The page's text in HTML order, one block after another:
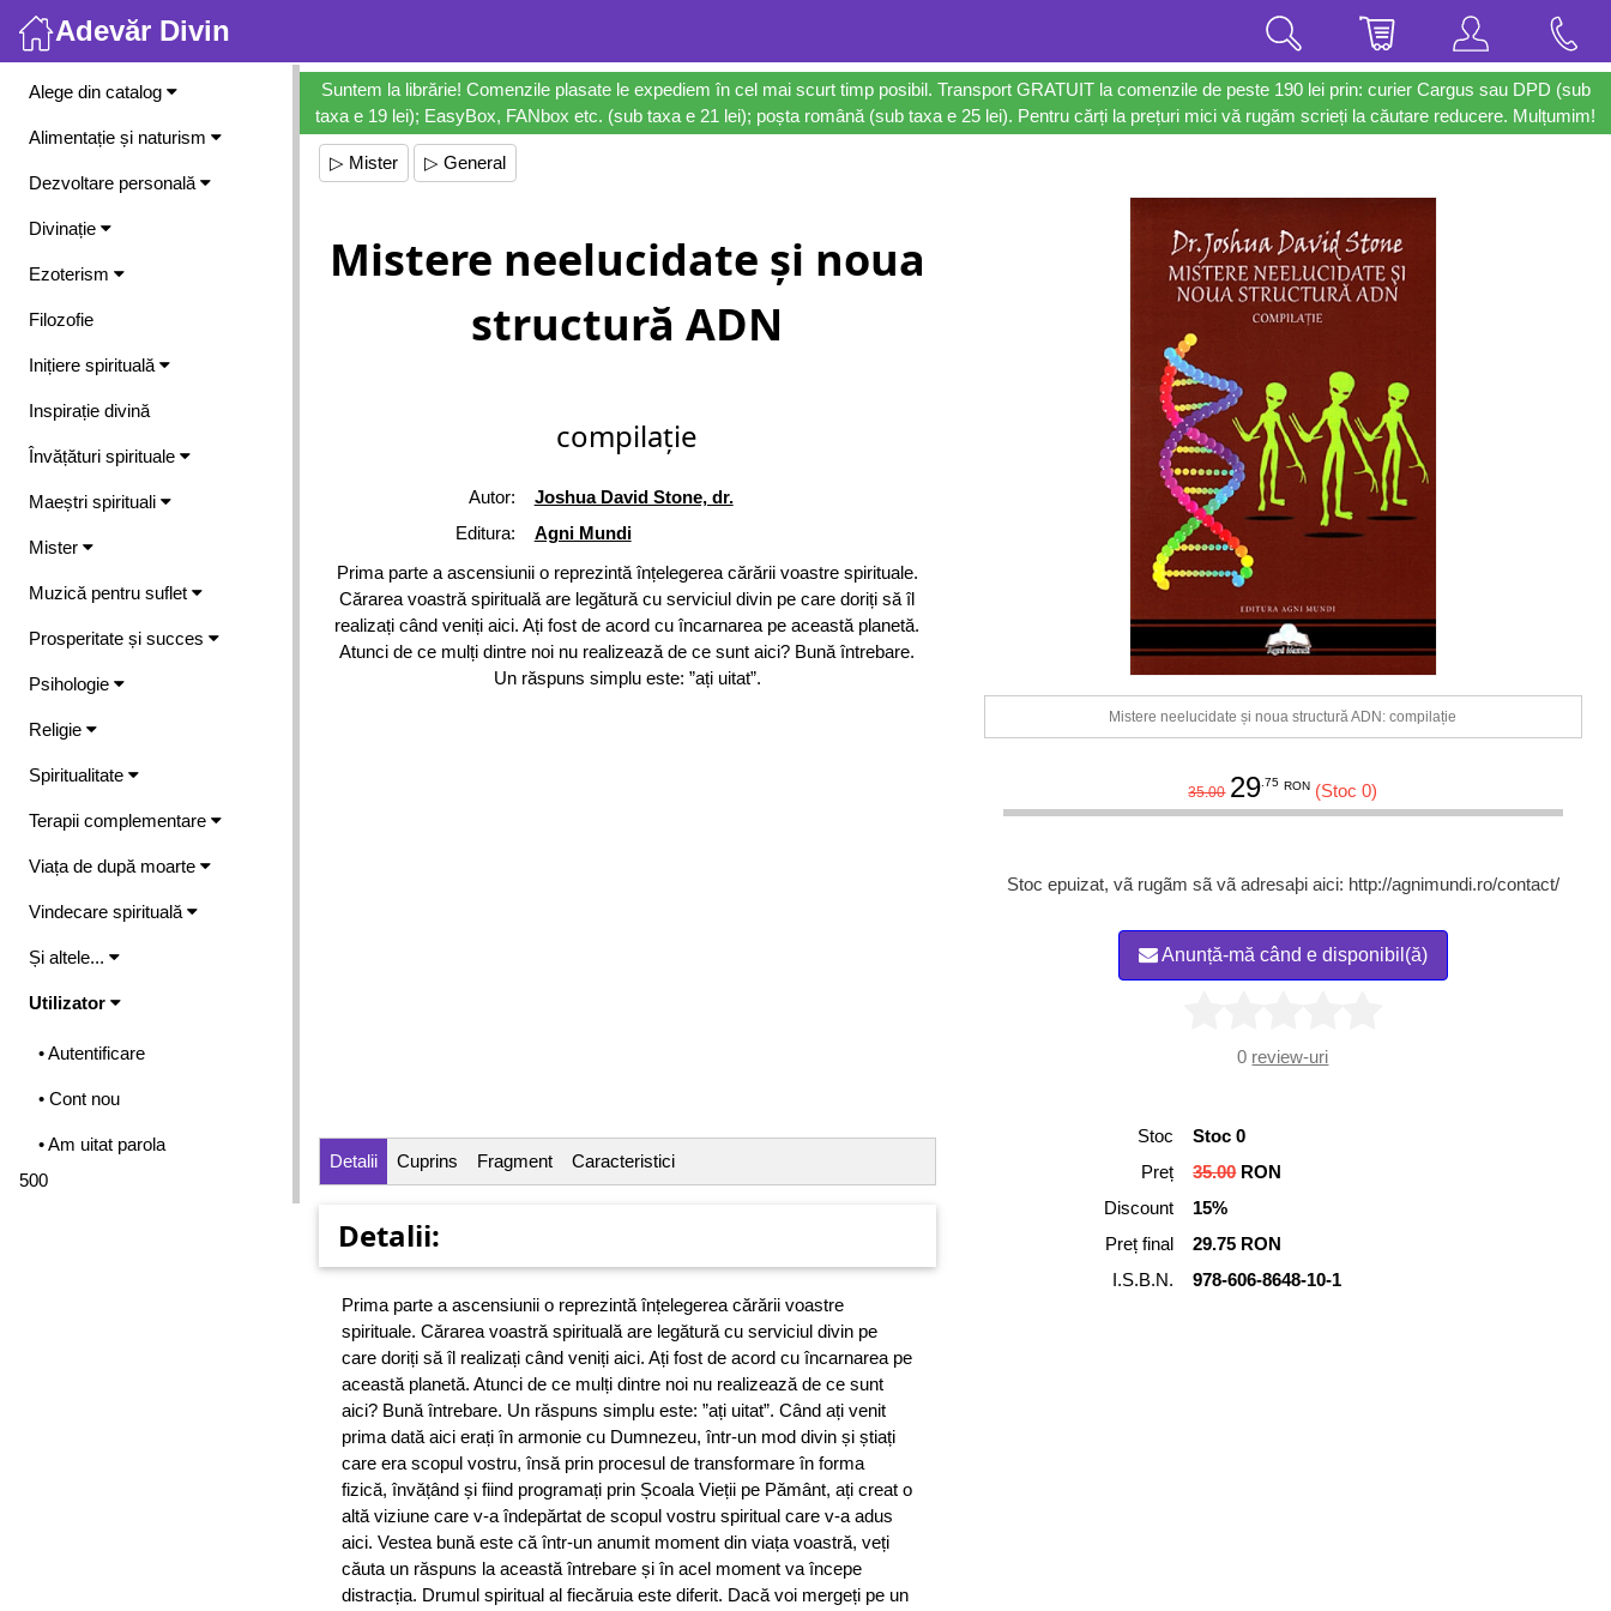
Adevăr Divin
Meniu
Alege din catalog
Alimentație și naturism
Dezvoltare personală
Divinație
Ezoterism
Filozofie
Inițiere spirituală
Inspirație divină
Învățături spirituale
Maeștri spirituali
Mister
Muzică pentru suflet
Prosperitate și succes
Psihologie
Religie
Spiritualitate
Terapii complementare
Viața de după moarte
Vindecare spirituală
Și altele...
Utilizator
• Autentificare
• Cont nou
• Am uitat parola
500
Suntem la librărie! Comenzile plasate le expediem în cel mai scurt timp posibil. Transport GRATUIT la comenzile de peste 190 lei prin: curier Cargus sau DPD (sub
taxa e 19 lei); EasyBox, FANbox etc. (sub taxa e 21 lei); poșta română (sub taxa e 25 lei). Pentru cărți la prețuri mici vă rugăm scrieți la căutare reducere. Mulțumim!
▷ Mister ▷ General
Mistere neelucidate și noua
structură ADN
compilație
Autor:
Joshua David Stone, dr.
Editura:
Agni Mundi
Prima parte a ascensiunii o reprezintă înțelegerea cărării voastre spirituale.
Cărarea voastră spirituală are legătură cu serviciul divin pe care doriți să îl
realizați când veniți aici. Ați fost de acord cu încarnarea pe această planetă.
Atunci de ce mulți dintre noi nu realizează de ce sunt aici? Bună întrebare.
Un răspuns simplu este: ”ați uitat”.
Mistere neelucidate și noua structură ADN: compilație
35.00 29 .75 RON (Stoc 0)
Stoc epuizat, vã rugãm sã vã adresaþi aici: http://agnimundi.ro/contact/
Anunță-mă când e disponibil(ă)
0 review-uri
Detalii Cuprins Fragment Caracteristici
Detalii:
Prima parte a ascensiunii o reprezintă înțelegerea cărării voastre
spirituale. Cărarea voastră spirituală are legătură cu serviciul divin pe
care doriți să îl realizați când veniți aici. Ați fost de acord cu încarnarea pe
această planetă. Atunci de ce mulți dintre noi nu realizează de ce sunt
aici? Bună întrebare. Un răspuns simplu este: ”ați uitat”. Când ați venit
prima dată aici erați în armonie cu Dumnezeu, într-un mod divin și știați
care era scopul vostru, însă prin procesul de transformare în forma
fizică, învățând și fiind programați prin Școala Vieții pe Pământ, ați creat o
altă viziune care v-a îndepărtat de scopul vostru spiritual care v-a adus
aici. Vestea bună este că într-un anumit moment din viața voastră, veți
căuta un răspuns la această întrebare și în acel moment va începe
distracția. Drumul spiritual al fiecăruia este diferit. Dacă voi mergeți pe un
Stoc
Stoc 0
Preț
35.00RON
Discount
15%
Preț final
29.75 RON
I.S.B.N.
978-606-8648-10-1